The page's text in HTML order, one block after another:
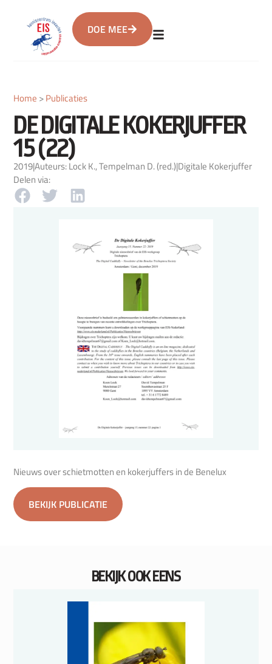
DOE MEE
Home >Publicaties
DE DIGITALE KOKERJUFFER
15 (22)
2019|Auteurs: Lock K., Tempelman D. (red.)|Digitale Kokerjuffer
Delen via:
Nieuws over schietmotten en kokerjuffers in de Benelux
BEKIJK PUBLICATIE
BEKIJK OOK EENS